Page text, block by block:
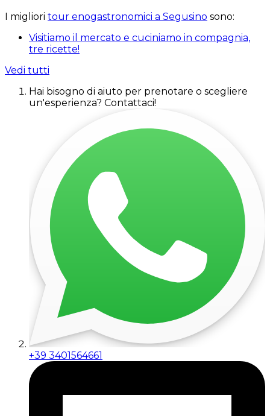
I migliori tour enogastronomici a Segusino sono:
Visitiamo il mercato e cuciniamo in compagnia,
tre ricette!
Vedi tutti
Hai bisogno di aiuto per prenotare o scegliere
un'esperienza? Contattaci!
+39 3401564661